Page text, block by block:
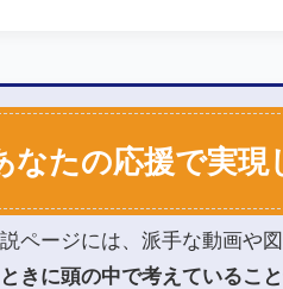
なたの応援で実現
ページには、派手な動画や
きに頭の中で考えているこ